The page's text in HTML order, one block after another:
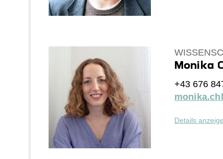
Monika
+43 676
Details